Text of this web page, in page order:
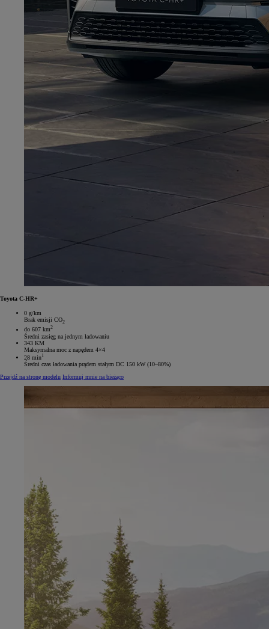
Toyota C-HR+
0 g/km
Brak emisji CO2
do 607 km2
Średni zasięg na jednym ładowaniu
343 KM
Maksymalna moc z napędem 4×4
28 min1
Średni czas ładowania prądem stałym DC 150 kW (10–80%)
Przejdź na stronę modelu Informuj mnie na bieżąco